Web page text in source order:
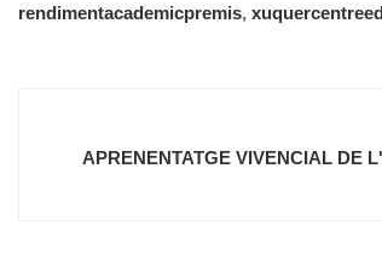
rendimentacademicpremis,
APRENENTATGE VIVENCIAL DE